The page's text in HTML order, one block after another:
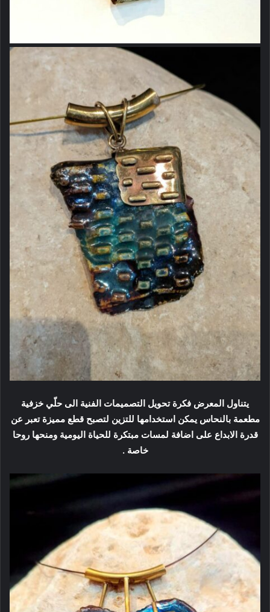
يتناول المعرض فكرة تحويل التصميمات الفنية الى حلّي خزفية
مطعمة بالنحاس يمكن استخدامها للتزين لتصبح قطع مميزة تعبر عن
قدرة الابداع على اضافة لمسات مبتكرة للحياة اليومية ومنحها روحا
خاصة .